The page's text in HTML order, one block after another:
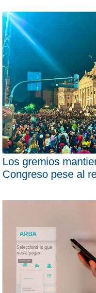
Los gremios
Congreso pese al